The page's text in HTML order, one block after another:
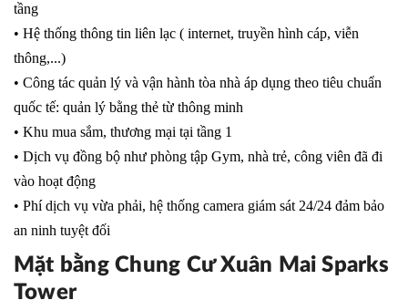
tầng
• Hệ thống thông tin liên lạc ( internet, truyền hình cáp, viễn
thông,...)
• Công tác quản lý và vận hành tòa nhà áp dụng theo tiêu chuẩn
quốc tế: quản lý bằng thẻ từ thông minh
• Khu mua sắm, thương mại tại tầng 1
• Dịch vụ đồng bộ như phòng tập Gym, nhà trẻ, công viên đã đi
vào hoạt động
• Phí dịch vụ vừa phải, hệ thống camera giám sát 24/24 đảm bảo
an ninh tuyệt đối
Mặt bằng Chung Cư Xuân Mai Sparks
Tower